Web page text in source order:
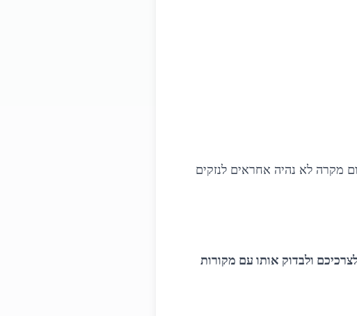
מקרה לא נהיה אחראים לנזקים
ולבדוק אותו עם מקורות